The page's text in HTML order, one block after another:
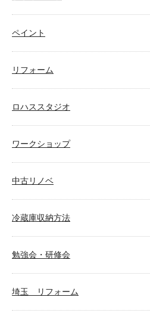
ペイント
リフォーム
ロハススタジオ
ワークショップ
中古リノベ
冷蔵庫収納方法
勉強会・研修会
埼玉 リフォーム